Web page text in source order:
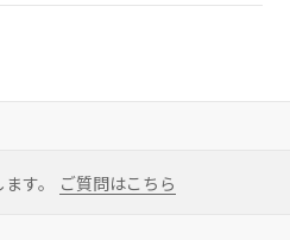
す。 ご質問はこちら